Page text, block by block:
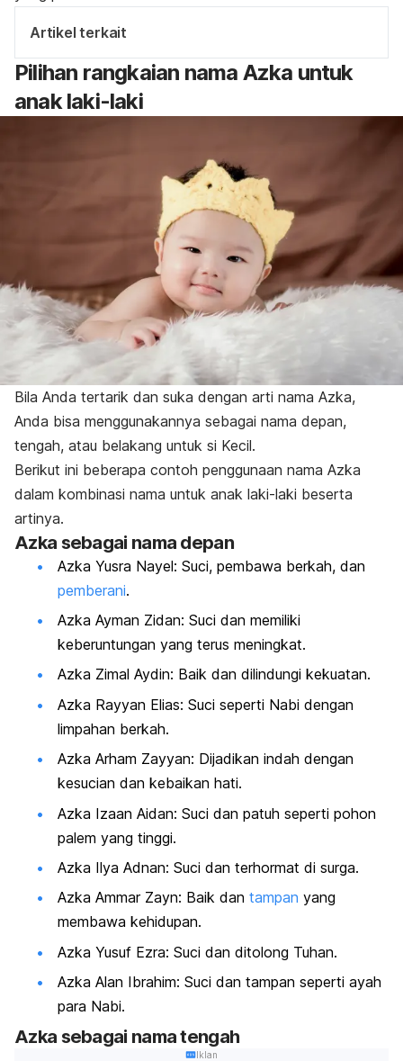
Artikel terkait
Pilihan rangkaian nama Azka untuk
anak laki-laki
Bila Anda tertarik dan suka dengan arti nama Azka,
Anda bisa menggunakannya sebagai nama depan,
tengah, atau belakang untuk si Kecil.
Berikut ini beberapa contoh penggunaan nama Azka
dalam kombinasi nama untuk anak laki-laki beserta
artinya.
Azka sebagai nama depan
Azka Yusra Nayel: Suci, pembawa berkah, dan
pemberani.
Azka Ayman Zidan: Suci dan memiliki
keberuntungan yang terus meningkat.
Azka Zimal Aydin: Baik dan dilindungi kekuatan.
Azka Rayyan Elias: Suci seperti Nabi dengan
limpahan berkah.
Azka Arham Zayyan: Dijadikan indah dengan
kesucian dan kebaikan hati.
Azka Izaan Aidan: Suci dan patuh seperti pohon
palem yang tinggi.
Azka Ilya Adnan: Suci dan terhormat di surga.
Azka Ammar Zayn: Baik dan tampan yang
membawa kehidupan.
Azka Yusuf Ezra: Suci dan ditolong Tuhan.
Azka Alan Ibrahim: Suci dan tampan seperti ayah
para Nabi.
Azka sebagai nama tengah
Iklan